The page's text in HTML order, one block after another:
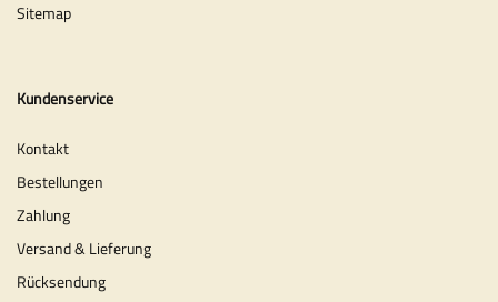
Sitemap
Kundenservice
Kontakt
Bestellungen
Zahlung
Versand & Lieferung
Rücksendung